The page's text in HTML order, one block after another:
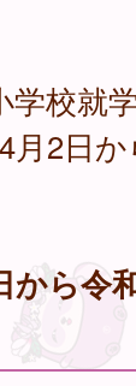
学校就
月2日
から令